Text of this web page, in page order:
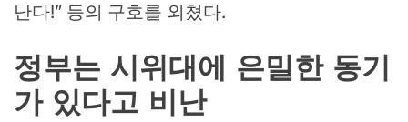
난다!” 등의 구호를 외쳤다.
정부는 시위대에 은밀한 동기
가 있다고 비난